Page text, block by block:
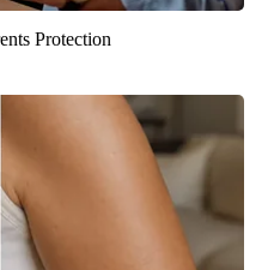
Protection